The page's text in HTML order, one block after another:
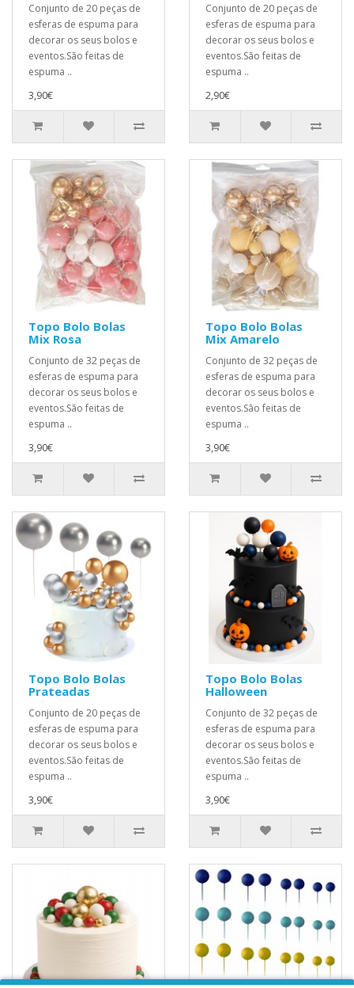
Conjunto de 20 peças de
esferas de espuma para
decorar os seus bolos e
eventos.São feitas de
espuma ..
3,90€
Conjunto de 20 peças de
esferas de espuma para
decorar os seus bolos e
eventos.São feitas de
espuma ..
2,90€
Topo Bolo Bolas
Mix Rosa
Conjunto de 32 peças de
esferas de espuma para
decorar os seus bolos e
eventos.São feitas de
espuma ..
3,90€
Topo Bolo Bolas
Mix Amarelo
Conjunto de 32 peças de
esferas de espuma para
decorar os seus bolos e
eventos.São feitas de
espuma ..
3,90€
Topo Bolo Bolas
Prateadas
Conjunto de 20 peças de
esferas de espuma para
decorar os seus bolos e
eventos.São feitas de
espuma ..
3,90€
Topo Bolo Bolas
Halloween
Conjunto de 32 peças de
esferas de espuma para
decorar os seus bolos e
eventos.São feitas de
espuma ..
3,90€